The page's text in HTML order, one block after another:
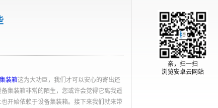
装箱这为大功臣，我们才可以安心的寄出还
集装箱非常的陌生，您或许会觉得它离我遥
开始依赖于设备集装箱。接下来我们就来带
亲，扫一扫
浏览安卓云网站